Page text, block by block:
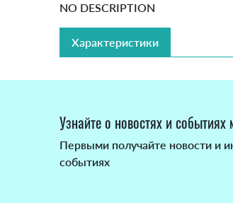
NO DESCRIPTION
Характеристики
Узнайте о новостях и событиях
Первыми получайте новости и
событиях